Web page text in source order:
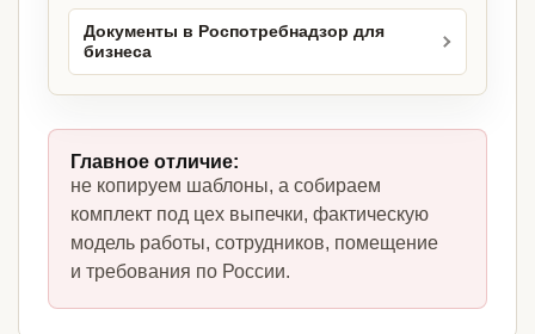
Документы в Роспотребнадзор для
бизнеса
Главное отличие:
не копируем шаблоны, а собираем
комплект под цех выпечки, фактическую
модель работы, сотрудников, помещение
и требования по России.